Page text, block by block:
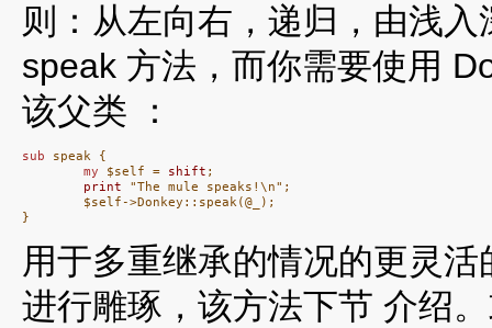
则：从左向右，递归，由浅
speak 方法，而你需要使用
该父类 ：
sub speak {
my $self = shift ;
print "The mule speaks!\n";
        $self->Donkey::speak(@_);
}
用于多重继承的情况的更灵
进行雕琢，该方法下节 介绍